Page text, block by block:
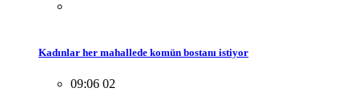
Kadınlar her mahallede komün bostanı istiyor
09:06 02